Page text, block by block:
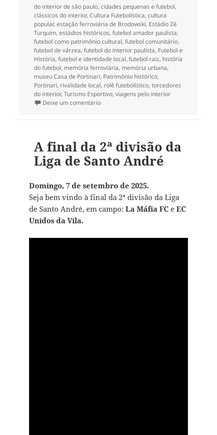
do interior de são paulo, cidades pequenas e futebol,
clássicos do interior, Cultura Futebolística, cultura
popular, estação ferroviária de Brodowski, Estádio Zé
Turquim, estádios históricos, futebol amador paulista,
futebol como patrimônio cultural, futebol comunitário,
futebol de várzea, futebol do interior paulista, Futebol e
História, futebol e identidade local, futebol raiz, história
do futebol, memória ferroviária, memória urbana,
museu Casa de Portinari, Patrimônio histórico,
Portinari, rivalidade local, rolê futebolístico, torcedores
do interior, Turismo Esportivo, viagens pelo interior
Deixe um comentárioem Estádio Zé Turquim, a casa do
A final da 2ª divisão da
Liga de Santo André
Domingo, 7 de setembro de 2025.
Seja bem vindo à final da 2ª divisão da Liga
de Santo André, em campo: La Máfia FC e EC
Unidos da Vila.